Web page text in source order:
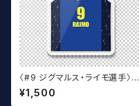
〈#9 ジグマルス・ライモ選手〉ユ
ニフォームキーホルダー（青）
¥1,500